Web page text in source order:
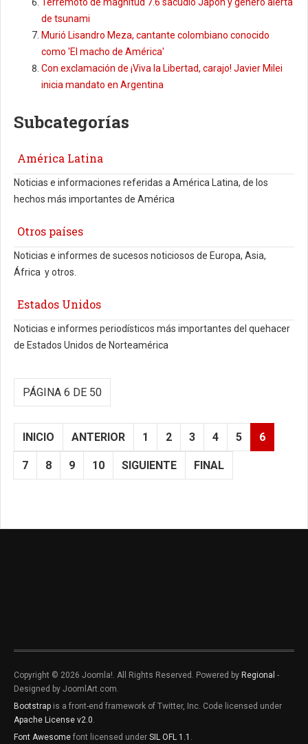
Terremoto de magnitud 7.6 sacudió Japón y generó alerta
de tsunami
Murió Lisandro Meza, cantante colombiano conocido
como 'El macho de América'
Con exclamación de ¡Viva la Libertad, carajo! Javier Milei
inicia mandato en Argentina
Subcategorías
América Latina
Noticias e informaciones referidas a América Latina, de los
hechos más importantes de América
Otros países
Noticias e informes de sucesos noticiosos de Europa, Asia,
África y otros.
Estados Unidos
Noticias e informes periodísticos más importantes del quehacer
de Estados Unidos de Norteamérica
PÁGINA 6 DE 50
INICIO ANTERIOR 1 2 3 4 5 6
7 8 9 10 SIGUIENTE FINAL
Copyright © 2026 Joomla!. All Rights Reserved. Powered by Regional -
Designed by JoomlArt.com.
Bootstrap is a front-end framework of Twitter, Inc. Code licensed under
Apache License v2.0.
Font Awesome font licensed under SIL OFL 1.1 .